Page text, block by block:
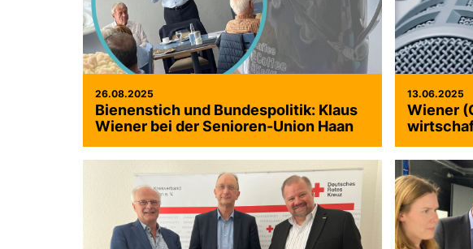
26.08.2025
Bienenstich und Bundespolitik: Klaus
Wiener bei der Senioren-Union Haan
13.06.2025
Wiener